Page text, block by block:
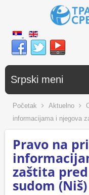
Srpski meni
Početak Aktuelno
informacijama i njegova
Pravo na
zaštita
sudom (Niš)